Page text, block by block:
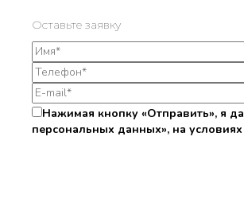
Оставьте заявку
Нажимая кнопку «Отправить», я
персональных данных», на